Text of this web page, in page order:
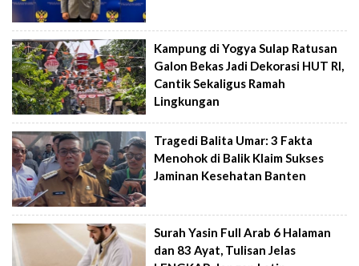
Kampung di Yogya Sulap Ratusan
Galon Bekas Jadi Dekorasi HUT RI,
Cantik Sekaligus Ramah
Lingkungan
Tragedi Balita Umar: 3 Fakta
Menohok di Balik Klaim Sukses
Jaminan Kesehatan Banten
Surah Yasin Full Arab 6 Halaman
dan 83 Ayat, Tulisan Jelas